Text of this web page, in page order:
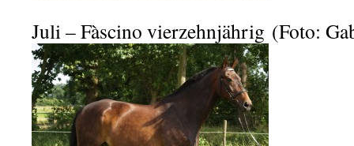
Juli – Fàscino vierzehnjährig (Foto: